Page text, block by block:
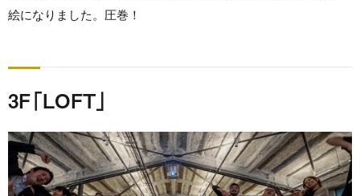
絵になりました。圧巻！
3F「LOFT」